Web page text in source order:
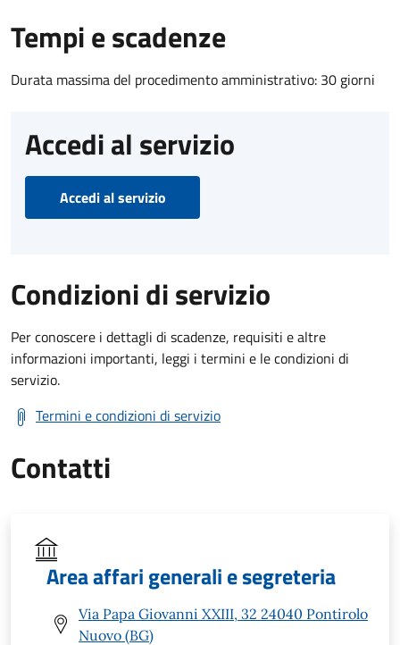
Tempi e scadenze
Durata massima del procedimento amministrativo: 30 giorni
Accedi al servizio
Accedi al servizio
Condizioni di servizio
Per conoscere i dettagli di scadenze, requisiti e altre
informazioni importanti, leggi i termini e le condizioni di
servizio.
Termini e condizioni di servizio
Contatti
Area affari generali e segreteria
Via Papa Giovanni XXIII, 32 24040 Pontirolo
Nuovo (BG)